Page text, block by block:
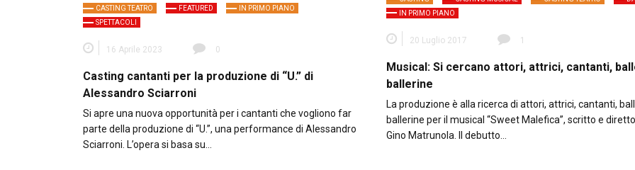
CASTING TEATRO
FEATURED
IN PRIMO PIANO
SPETTACOLI
16 Aprile 2023 0
Casting cantanti per la produzione di “U.” di
Alessandro Sciarroni
Si apre una nuova opportunità per i cantanti che vogliono far
parte della produzione di “U.”, una performance di Alessandro
Sciarroni. L’opera si basa su…
IN PRIMO PIANO
20 Luglio 2017 1
Musical: Si cercano attori, attrici, cantanti,
ballerine
La produzione è alla ricerca di attori, attrici, cantanti,
ballerine per il musical “Sweet Malefica”, scritto e
Gino Matrunola. Il debutto…